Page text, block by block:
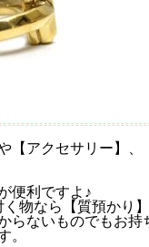
【アクセサリー】、
便利ですよ♪
物なら【質預かり
らないものでもお